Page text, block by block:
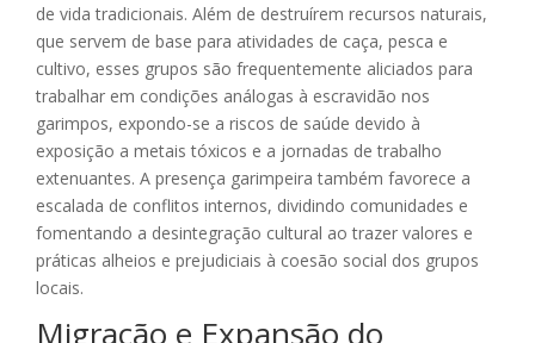
de vida tradicionais. Além de destruírem recursos naturais,
que servem de base para atividades de caça, pesca e
cultivo, esses grupos são frequentemente aliciados para
trabalhar em condições análogas à escravidão nos
garimpos, expondo-se a riscos de saúde devido à
exposição a metais tóxicos e a jornadas de trabalho
extenuantes. A presença garimpeira também favorece a
escalada de conflitos internos, dividindo comunidades e
fomentando a desintegração cultural ao trazer valores e
práticas alheios e prejudiciais à coesão social dos grupos
locais.
Migração e Expansão do